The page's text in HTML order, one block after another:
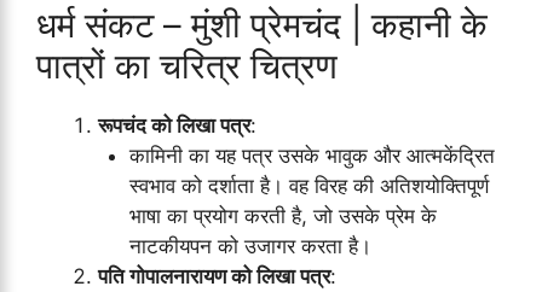
धर्म संकट – मुंशी प्रेमचंद | कहानी के
पात्रों का चरित्र चित्रण
रूपचंद को लिखा पत्र:
कामिनी का यह पत्र उसके भावुक और आत्मकेंद्रित
स्वभाव को दर्शाता है। वह विरह की अतिशयोक्तिपूर्ण
भाषा का प्रयोग करती है, जो उसके प्रेम के
नाटकीयपन को उजागर करता है।
पति गोपालनारायण को लिखा पत्र: